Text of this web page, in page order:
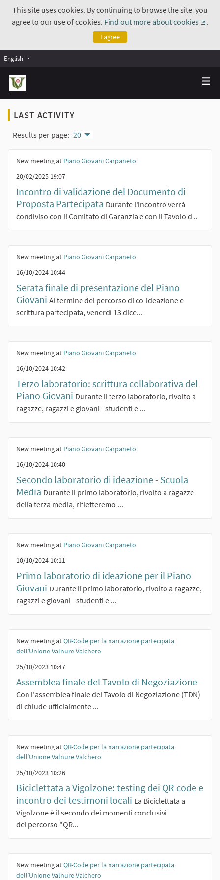
This site uses cookies. By continuing to browse the site, you
agree to our use of cookies. Find out more about cookies
.
I agree
English
LAST ACTIVITY
Results per page: 20
New meeting at Piano Giovani Carpaneto
20/02/2025 19:07
Incontro di validazione del Documento di
Proposta Partecipata Durante l'incontro verrà
condiviso con il Comitato di Garanzia e con il Tavolo d...
New meeting at Piano Giovani Carpaneto
16/10/2024 10:44
Serata finale di presentazione del Piano
Giovani Al termine del percorso di co-ideazione e
scrittura partecipata, venerdì 13 dice...
New meeting at Piano Giovani Carpaneto
16/10/2024 10:42
Terzo laboratorio: scrittura collaborativa del
Piano Giovani Durante il terzo laboratorio, rivolto a
ragazze, ragazzi e giovani - studenti e ...
New meeting at Piano Giovani Carpaneto
16/10/2024 10:40
Secondo laboratorio di ideazione - Scuola
Media Durante il primo laboratorio, rivolto a ragazze
della terza media, rifletteremo ...
New meeting at Piano Giovani Carpaneto
10/10/2024 10:11
Primo laboratorio di ideazione per il Piano
Giovani Durante il primo laboratorio, rivolto a ragazze,
ragazzi e giovani - studenti e ...
New meeting atQR-Code per la narrazione partecipata
dell’Unione Valnure Valchero
25/10/2023 10:47
Assemblea finale del Tavolo di Negoziazione
Con l'assemblea finale del Tavolo di Negoziazione (TDN)
di chiude ufficialmente ...
New meeting atQR-Code per la narrazione partecipata
dell’Unione Valnure Valchero
25/10/2023 10:26
Biciclettata a Vigolzone: testing dei QR code e
incontro dei testimoni locali La Biciclettata a
Vigolzone è il secondo dei momenti conclusivi
del percorso "QR...
New meeting atQR-Code per la narrazione partecipata
dell’Unione Valnure Valchero